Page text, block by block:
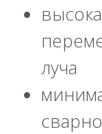
луча